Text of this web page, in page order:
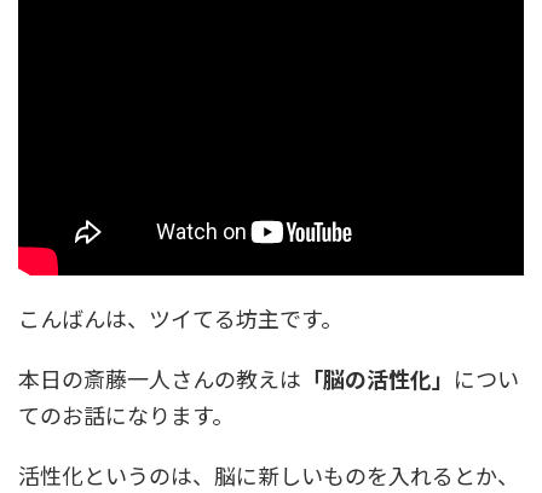
こんばんは、ツイてる坊主です。
本日の斎藤一人さんの教えは 「脳の活性化」 につい
てのお話になります。
活性化というのは、脳に新しいものを入れるとか、